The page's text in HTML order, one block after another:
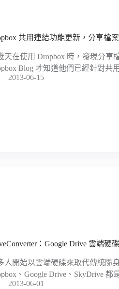
共用連結功能更新，分享檔
天在使用 Dropbox 時，發現分享
Blog 才知道他們已經針對共
2013-06-15
：Google Drive 雲端硬
人開始以雲端硬碟來取代傳統隨
、Google Drive、SkyDrive 都
2013-06-01